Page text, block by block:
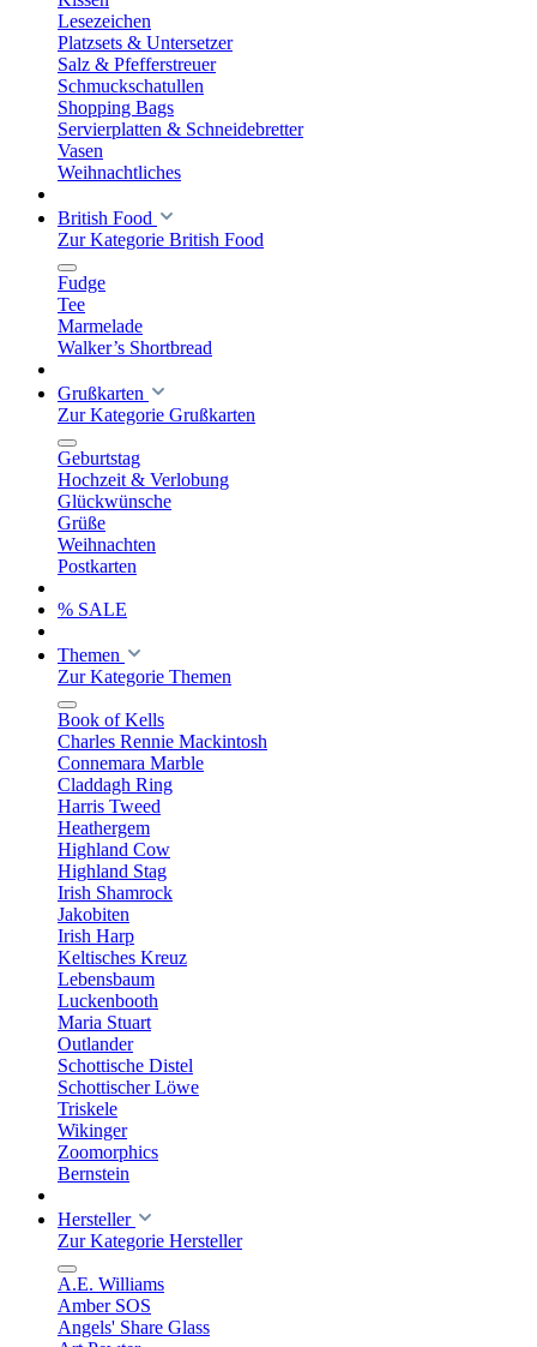
Lesezeichen
Platzsets & Untersetzer
Salz & Pfefferstreuer
Schmuckschatullen
Shopping Bags
Servierplatten & Schneidebretter
Vasen
Weihnachtliches
British Food
Zur Kategorie British Food
Fudge
Tee
Marmelade
Walker’s Shortbread
Grußkarten
Zur Kategorie Grußkarten
Geburtstag
Hochzeit & Verlobung
Glückwünsche
Grüße
Weihnachten
Postkarten
% SALE
Themen
Zur Kategorie Themen
Book of Kells
Charles Rennie Mackintosh
Connemara Marble
Claddagh Ring
Harris Tweed
Heathergem
Highland Cow
Highland Stag
Irish Shamrock
Jakobiten
Irish Harp
Keltisches Kreuz
Lebensbaum
Luckenbooth
Maria Stuart
Outlander
Schottische Distel
Schottischer Löwe
Triskele
Wikinger
Zoomorphics
Bernstein
Hersteller
Zur Kategorie Hersteller
A.E. Williams
Amber SOS
Angels' Share Glass